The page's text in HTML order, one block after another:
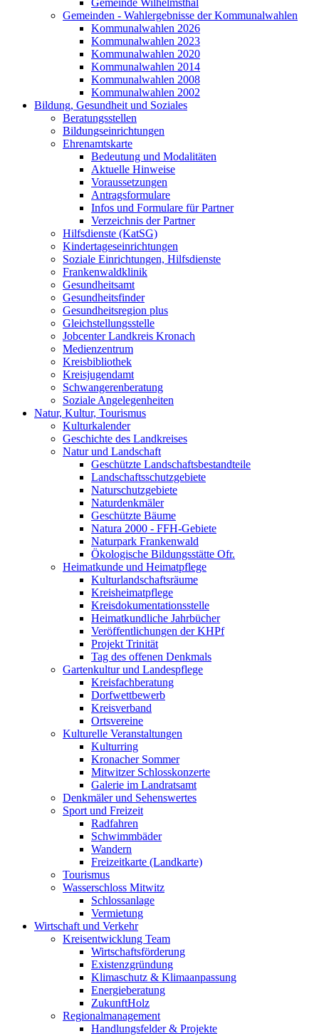
Gemeinde Wilhelmsthal
Gemeinden - Wahlergebnisse der Kommunalwahlen
Kommunalwahlen 2026
Kommunalwahlen 2023
Kommunalwahlen 2020
Kommunalwahlen 2014
Kommunalwahlen 2008
Kommunalwahlen 2002
Bildung, Gesundheit und Soziales
Beratungsstellen
Bildungseinrichtungen
Ehrenamtskarte
Bedeutung und Modalitäten
Aktuelle Hinweise
Voraussetzungen
Antragsformulare
Infos und Formulare für Partner
Verzeichnis der Partner
Hilfsdienste (KatSG)
Kindertageseinrichtungen
Soziale Einrichtungen, Hilfsdienste
Frankenwaldklinik
Gesundheitsamt
Gesundheitsfinder
Gesundheitsregion plus
Gleichstellungsstelle
Jobcenter Landkreis Kronach
Medienzentrum
Kreisbibliothek
Kreisjugendamt
Schwangerenberatung
Soziale Angelegenheiten
Natur, Kultur, Tourismus
Kulturkalender
Geschichte des Landkreises
Natur und Landschaft
Geschützte Landschaftsbestandteile
Landschaftsschutzgebiete
Naturschutzgebiete
Naturdenkmäler
Geschützte Bäume
Natura 2000 - FFH-Gebiete
Naturpark Frankenwald
Ökologische Bildungsstätte Ofr.
Heimatkunde und Heimatpflege
Kulturlandschaftsräume
Kreisheimatpflege
Kreisdokumentationsstelle
Heimatkundliche Jahrbücher
Veröffentlichungen der KHPf
Projekt Trinität
Tag des offenen Denkmals
Gartenkultur und Landespflege
Kreisfachberatung
Dorfwettbewerb
Kreisverband
Ortsvereine
Kulturelle Veranstaltungen
Kulturring
Kronacher Sommer
Mitwitzer Schlosskonzerte
Galerie im Landratsamt
Denkmäler und Sehenswertes
Sport und Freizeit
Radfahren
Schwimmbäder
Wandern
Freizeitkarte (Landkarte)
Tourismus
Wasserschloss Mitwitz
Schlossanlage
Vermietung
Wirtschaft und Verkehr
Kreisentwicklung Team
Wirtschaftsförderung
Existenzgründung
Klimaschutz & Klimaanpassung
Energieberatung
ZukunftHolz
Regionalmanagement
Handlungsfelder & Projekte